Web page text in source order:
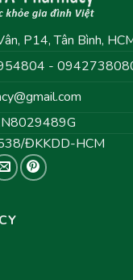
P14, Tân Bình,
-
ĐKKDD-HCM